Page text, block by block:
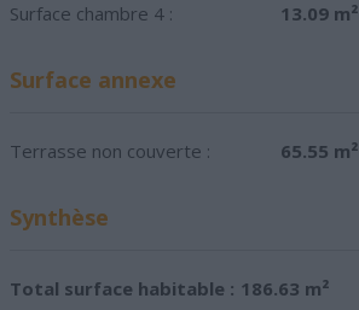
Surface chambre 4 :
13.09 m²
Surface annexe
Terrasse non couverte : 65.55 m²
Synthèse
Total surface habitable : 186.63 m²